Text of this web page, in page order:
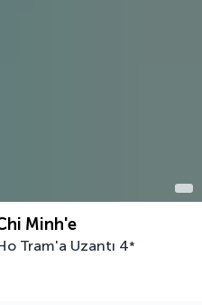
Minh'e
Tram'a Uzantı 4*